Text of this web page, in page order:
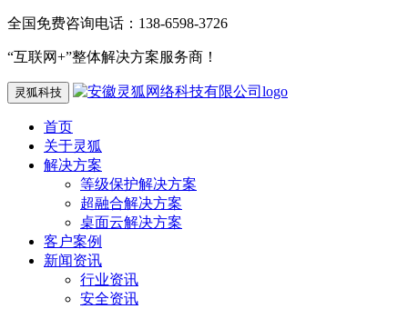
全国免费咨询电话：138-6598-3726
“互联网+”整体解决方案服务商！
灵狐科技
首页
关于灵狐
解决方案
等级保护解决方案
超融合解决方案
桌面云解决方案
客户案例
新闻资讯
行业资讯
安全资讯